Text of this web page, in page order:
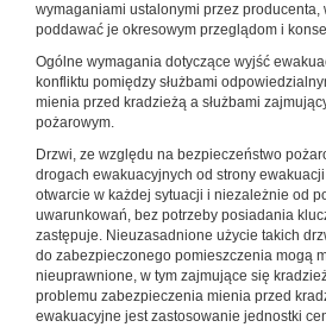
wymaganiami ustalonymi przez
poddawać je okresowym przeglądom i
Ogólne wymagania dotyczące wyjść
konfliktu pomiędzy służbami
mienia przed kradzieżą a służbami
pożarowym.
Drzwi, ze względu na bezpieczeństwo
drogach ewakuacyjnych od strony
otwarcie w każdej sytuacji i niezależnie od
uwarunkowań, bez potrzeby posiadania
zastępuje. Nieuzasadnione użycie takich
do zabezpieczonego pomieszczenia mogą
nieuprawnione, w tym zajmujące się
problemu zabezpieczenia mienia przed
ewakuacyjne jest zastosowanie jednostki